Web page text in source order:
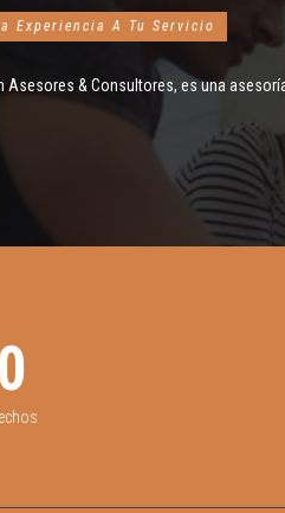
Experiencia A Tu Servicio
Asesores & Consultores, es una